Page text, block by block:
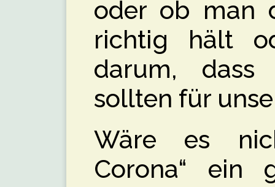
oder ob man
richtig hält
darum,
sollten für
Wäre es
Corona“ ein